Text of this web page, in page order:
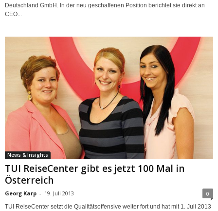
Deutschland GmbH. In der neu geschaffenen Position berichtet sie direkt an
CEO...
News & Insights
TUI ReiseCenter gibt es jetzt 100 Mal in
Österreich
Georg Karp - 19. Juli 2013 0
TUI ReiseCenter setzt die Qualitätsoffensive weiter fort und hat mit 1. Juli 2013